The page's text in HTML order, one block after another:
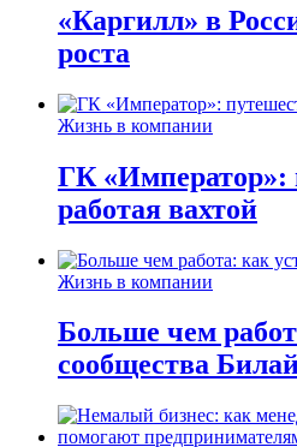
«Каргилл» в
роста
Жизнь в компании
ГК «Император»:
работая вахтой
Жизнь в компании
Больше чем
сообщества